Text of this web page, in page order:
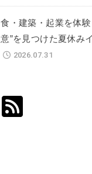
食・建築・起業を体
意”を見つけた夏休み
2026.07.31